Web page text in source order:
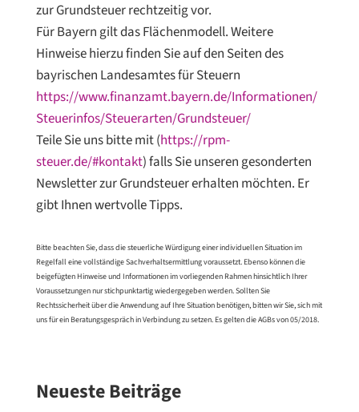
zur Grundsteuer rechtzeitig vor. ⁠
Für Bayern gilt das Flächenmodell. Weitere
Hinweise hierzu finden Sie auf den Seiten des
bayrischen Landesamtes für Steuern
https://www.finanzamt.bayern.de/Informationen/
Steuerinfos/Steuerarten/Grundsteuer/⁠
Teile Sie uns bitte mit (https://rpm-
steuer.de/#kontakt)⁠ falls Sie unseren gesonderten
Newsletter zur Grundsteuer erhalten möchten. Er
gibt Ihnen wertvolle Tipps. ⁠
Bitte beachten Sie, dass die steuerliche Würdigung einer individuellen Situation im
Regelfall eine vollständige Sachverhaltsermittlung voraussetzt. Ebenso können die
beigefügten Hinweise und Informationen im vorliegenden Rahmen hinsichtlich Ihrer
Voraussetzungen nur stichpunktartig wiedergegeben werden. Sollten Sie
Rechtssicherheit über die Anwendung auf Ihre Situation benötigen, bitten wir Sie, sich mit
uns für ein Beratungsgespräch in Verbindung zu setzen. Es gelten die AGBs von 05/2018.
Neueste Beiträge